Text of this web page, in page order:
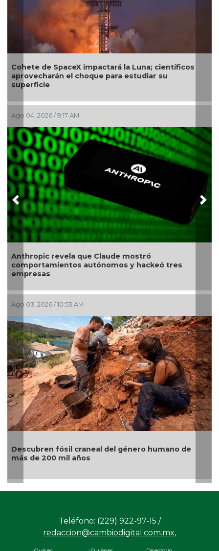
Cohete de SpaceX impactará la Luna; científicos
aprovecharán el choque para estudiar su
superficie
Ago 04, 2026 / 9:17 AM
Anthropic revela que Claude mostró
comportamientos autónomos y hackeó tres
empresas
Ago 03, 2026 / 10:53 AM
Descubren fósil craneal del género humano de
más de 200 mil años
Previous
Teléfono: (229) 922-97-15 /
redaccion@cambiodigital.com.mx,